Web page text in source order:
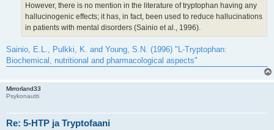
However, there is no mention in the literature of tryptophan having any
hallucinogenic effects; it has, in fact, been used to reduce hallucinations
in patients with mental disorders (Sainio et al., 1996).
Sainio, E.L., Pulkki, K. and Young, S.N. (1996) "L-Tryptophan:
Biochemical, nutritional and pharmacological aspects"
Mirrorland33
Psykonautti
Re: 5-HTP ja Tryptofaani